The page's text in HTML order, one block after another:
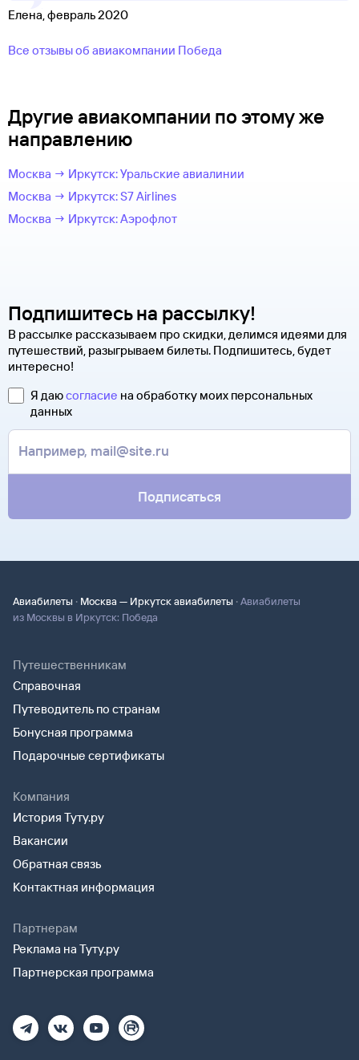
Елена, февраль 2020
Все отзывы об авиакомпании Победа
Другие авиакомпании по этому же
направлению
Москва → Иркутск: Уральские авиалинии
Москва → Иркутск: S7 Airlines
Москва → Иркутск: Аэрофлот
Подпишитесь на рассылку!
В рассылке рассказываем про скидки, делимся идеями для
путешествий, разыгрываем билеты. Подпишитесь, будет
интересно!
Я даюсогласие на обработку моих персональных
данных
Подписаться
Авиабилеты · Москва — Иркутск авиабилеты ·Авиабилеты
из Москвы в Иркутск: Победа
Путешественникам
Справочная
Путеводитель по странам
Бонусная программа
Подарочные сертификаты
Компания
История Туту.ру
Вакансии
Обратная связь
Контактная информация
Партнерам
Реклама на Туту.ру
Партнерская программа